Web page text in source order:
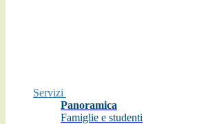
Servizi
Panoramica
Famiglie e studenti